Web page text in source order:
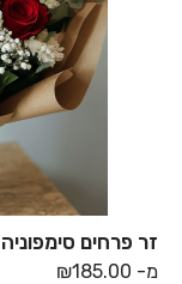
זר פרחים סימפוניה
מ- ₪185.00